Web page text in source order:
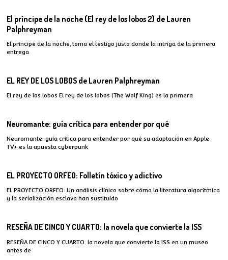
El príncipe de la noche (El rey de los lobos 2) de Lauren
Palphreyman
El príncipe de la noche, toma el testigo justo donde la intriga de la primera
entrega
EL REY DE LOS LOBOS de Lauren Palphreyman
El rey de los lobos El rey de los lobos (The Wolf King) es la primera
Neuromante: guía crítica para entender por qué
Neuromante: guía crítica para entender por qué su adaptación en Apple
TV+ es la apuesta cyberpunk
EL PROYECTO ORFEO: Folletín tóxico y adictivo
EL PROYECTO ORFEO: Un análisis clínico sobre cómo la literatura algorítmica
y la serialización esclava han sustituido
RESEÑA DE CINCO Y CUARTO: la novela que convierte la ISS
RESEÑA DE CINCO Y CUARTO: la novela que convierte la ISS en un museo
antes de